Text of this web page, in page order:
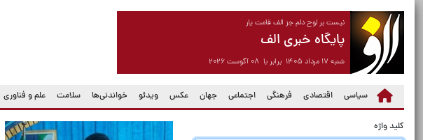
نیست بر لوح دلم جز الف قامت یار
پایگاه خبری الف
شنبه ۱۷ مرداد ۱۴۰۵ برابر با ۰۸ آگوست ۲۰۲۶
سیاسی اقتصادی فرهنگی اجتماعی جهان عکس ویدئو خواندنی‌ها سلامت علم و فناوری
کلید واژه